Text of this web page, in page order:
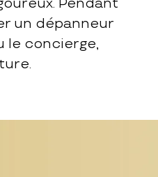
Pendant
un dépanneur
le concierge,